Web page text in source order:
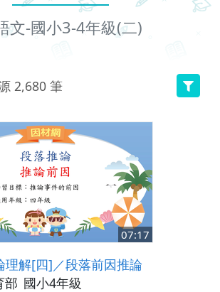
文-國小3-4年級(二)
2,680 筆
07:17
理解[四]／段落前因推論
部 國小4年級